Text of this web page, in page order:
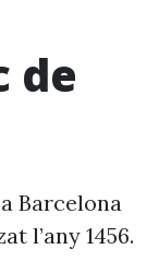
de
Barcelona
l’any 1456.